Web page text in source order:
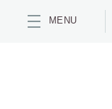
MENU